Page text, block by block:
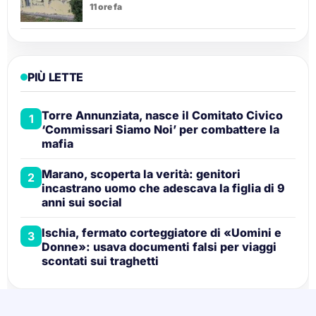
11 ore fa
PIÙ LETTE
1 Torre Annunziata, nasce il Comitato Civico
‘Commissari Siamo Noi’ per combattere la
mafia
2 Marano, scoperta la verità: genitori
incastrano uomo che adescava la figlia di 9
anni sui social
3 Ischia, fermato corteggiatore di «Uomini e
Donne»: usava documenti falsi per viaggi
scontati sui traghetti